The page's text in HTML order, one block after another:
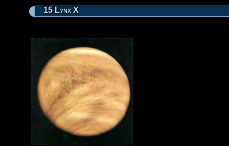
15 Lynx X